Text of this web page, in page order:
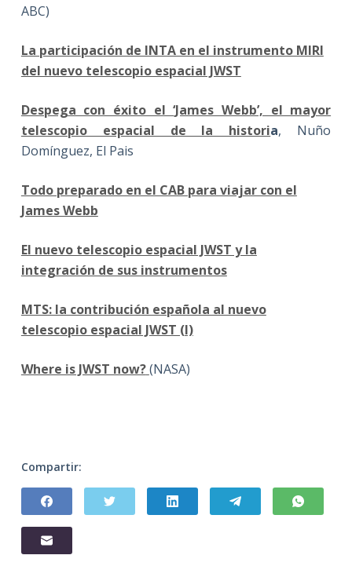
ABC)
La participación de INTA en el instrumento MIRI
del nuevo telescopio espacial JWST
Despega con éxito el ‘James Webb’, el mayor
telescopio espacial de la historia, Nuño
Domínguez, El Pais
Todo preparado en el CAB para viajar con el
James Webb
El nuevo telescopio espacial JWST y la
integración de sus instrumentos
MTS: la contribución española al nuevo
telescopio espacial JWST (I)
Where is JWST now?(NASA)
Compartir: